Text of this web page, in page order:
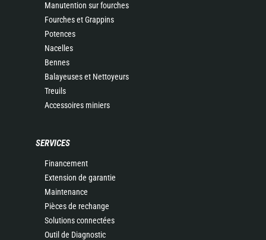
Manutention sur fourches
Fourches et Grappins
Potences
Nacelles
Bennes
Balayeuses et Nettoyeurs
Treuils
Accessoires miniers
SERVICES
Financement
Extension de garantie
Maintenance
Pièces de rechange
Solutions connectées
Outil de Diagnostic